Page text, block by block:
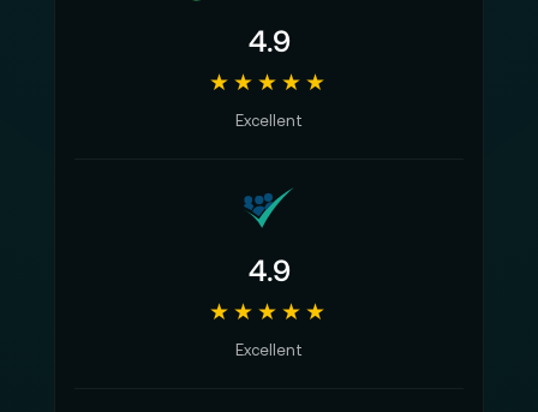
4.9
★★★★★
Excellent
4.9
★★★★★
Excellent